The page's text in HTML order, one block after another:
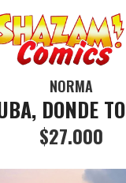
NORMA
DONDE
$27.000